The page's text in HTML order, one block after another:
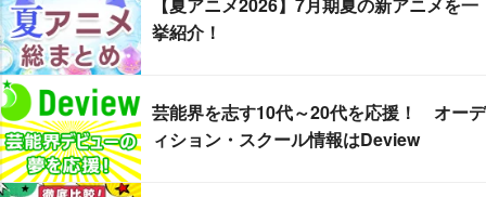
【夏アニメ2026】7月期夏の新アニメを一
挙紹介！
芸能界を志す10代～20代を応援！ オーデ
ィション・スクール情報はDeview